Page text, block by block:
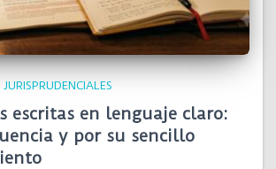
escritas en lenguaje claro:
y por su sencillo